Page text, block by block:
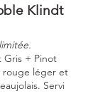
Klindt
Gris + Pinot
rouge léger et
Servi